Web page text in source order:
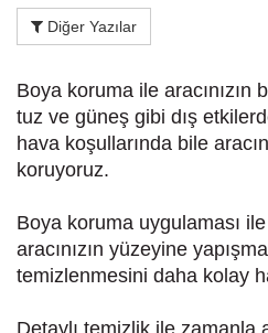
Diğer Yazılar
Boya koruma ile aracınızın
tuz ve güneş gibi dış
hava koşullarında bile
koruyoruz.
Boya koruma uygulaması
aracınızın yüzeyine
temizlenmesini daha kolay